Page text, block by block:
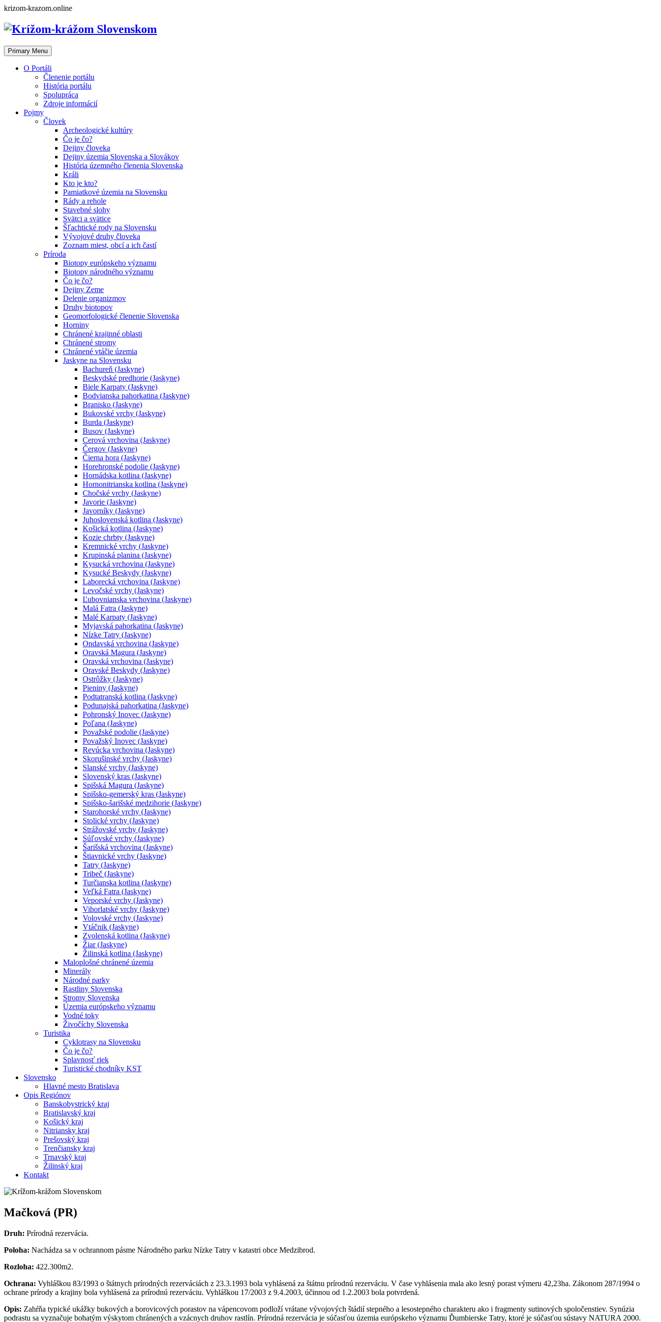
Skip
content
krizom-krazom.online
Primary Menu
O Portáli
Členenie portálu
História portálu
Spolupráca
Zdroje informácií
Pojmy
Človek
Archeologické kultúry
Čo je čo?
Dejiny človeka
Dejiny územia Slovenska a Slovákov
História územného členenia Slovenska
Králi
Kto je kto?
Pamiatkové územia na Slovensku
Rády a rehole
Stavebné slohy
Svätci a svätice
Šľachtické rody na Slovensku
Vývojové druhy človeka
Zoznam miest, obcí a ich častí
Príroda
Biotopy európskeho významu
Biotopy národného významu
Čo je čo?
Dejiny Zeme
Delenie organizmov
Druhy biotopov
Geomorfologické členenie Slovenska
Horniny
Chránené krajinné oblasti
Chránené stromy
Chránené vtáčie územia
Jaskyne na Slovensku
Bachureň (Jaskyne)
Beskydské predhorie (Jaskyne)
Biele Karpaty (Jaskyne)
Bodvianska pahorkatina (Jaskyne)
Branisko (Jaskyne)
Bukovské vrchy (Jaskyne)
Burda (Jaskyne)
Busov (Jaskyne)
Cerová vrchovina (Jaskyne)
Čergov (Jaskyne)
Čierna hora (Jaskyne)
Horehronské podolie (Jaskyne)
Hornádska kotlina (Jaskyne)
Hornonitrianska kotlina (Jaskyne)
Chočské vrchy (Jaskyne)
Javorie (Jaskyne)
Javorníky (Jaskyne)
Juhoslovenská kotlina (Jaskyne)
Košická kotlina (Jaskyne)
Kozie chrbty (Jaskyne)
Kremnické vrchy (Jaskyne)
Krupinská planina (Jaskyne)
Kysucká vrchovina (Jaskyne)
Kysucké Beskydy (Jaskyne)
Laborecká vrchovina (Jaskyne)
Levočské vrchy (Jaskyne)
Ľubovnianska vrchovina (Jaskyne)
Malá Fatra (Jaskyne)
Malé Karpaty (Jaskyne)
Myjavská pahorkatina (Jaskyne)
Nízke Tatry (Jaskyne)
Ondavská vrchovina (Jaskyne)
Oravská Magura (Jaskyne)
Oravská vrchovina (Jaskyne)
Oravské Beskydy (Jaskyne)
Ostrôžky (Jaskyne)
Pieniny (Jaskyne)
Podtatranská kotlina (Jaskyne)
Podunajská pahorkatina (Jaskyne)
Pohronský Inovec (Jaskyne)
Poľana (Jaskyne)
Považské podolie (Jaskyne)
Považský Inovec (Jaskyne)
Revúcka vrchovina (Jaskyne)
Skorušinské vrchy (Jaskyne)
Slanské vrchy (Jaskyne)
Slovenský kras (Jaskyne)
Spišská Magura (Jaskyne)
Spišsko-gemerský kras (Jaskyne)
Spišsko-šarišské medzihorie (Jaskyne)
Starohorské vrchy (Jaskyne)
Stolické vrchy (Jaskyne)
Strážovské vrchy (Jaskyne)
Súľovské vrchy (Jaskyne)
Šarišská vrchovina (Jaskyne)
Štiavnické vrchy (Jaskyne)
Tatry (Jaskyne)
Tribeč (Jaskyne)
Turčianska kotlina (Jaskyne)
Veľká Fatra (Jaskyne)
Veporské vrchy (Jaskyne)
Vihorlatské vrchy (Jaskyne)
Volovské vrchy (Jaskyne)
Vtáčnik (Jaskyne)
Zvolenská kotlina (Jaskyne)
Žiar (Jaskyne)
Žilinská kotlina (Jaskyne)
Maloplošné chránené územia
Minerály
Národné parky
Rastliny Slovenska
Stromy Slovenska
Územia európskeho významu
Vodné toky
Živočíchy Slovenska
Turistika
Cyklotrasy na Slovensku
Čo je čo?
Splavnosť riek
Turistické chodníky KST
Slovensko
Hlavné mesto Bratislava
Opis Regiónov
Banskobystrický kraj
Bratislavský kraj
Košický kraj
Nitriansky kraj
Prešovský kraj
Trenčiansky kraj
Trnavský kraj
Žilinský kraj
Kontakt
Mačková (PR)
Druh: Prírodná rezervácia.
Poloha: Nachádza sa v ochrannom pásme Národného parku Nízke Tatry v katastri obce Medzibrod.
Rozloha: 422.300m2.
Ochrana: Vyhláškou 83/1993 o štátnych prírodných rezerváciách z 23.3.1993 bola vyhlásená za štátnu prírodnú rezerváciu. V čase vyhlásenia mala ako lesný porast výmeru 42,23ha. Zákonom 287/1994 o
ochrane prírody a krajiny bola vyhlásená za prírodnú rezerváciu. Vyhláškou 17/2003 z 9.4.2003, účinnou od 1.2.2003 bola potvrdená.
Opis: Zahŕňa typické ukážky bukových a borovicových porastov na vápencovom podloží vrátane vývojových štádií stepného a lesostepného charakteru ako i fragmenty sutinových spoločenstiev. Synúzia
podrastu sa vyznačuje bohatým výskytom chránených a vzácnych druhov rastlín. Prírodná rezervácia je súčasťou územia európskeho významu Ďumbierske Tatry, ktoré je súčasťou sústavy NATURA 2000.